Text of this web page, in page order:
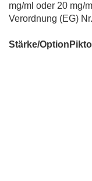
mg/ml oder 20 mg/
Verordnung (EG)
Stärke/Option